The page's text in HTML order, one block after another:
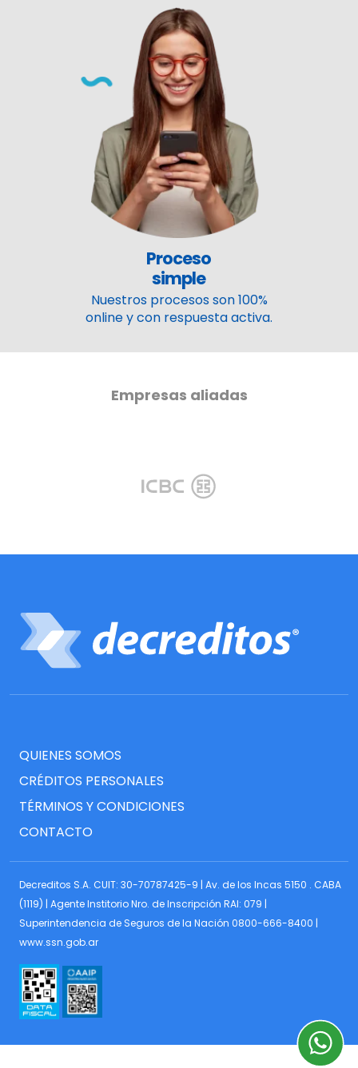
Proceso
simple
Nuestros procesos son 100%
online y con respuesta activa.
Empresas aliadas
QUIENES SOMOS
CRÉDITOS PERSONALES
TÉRMINOS Y CONDICIONES
CONTACTO
Decreditos S.A. CUIT: 30-70787425-9 | Av. de los Incas 5150 . CABA
(1119) | Agente Institorio Nro. de Inscripción RAI: 079 |
Superintendencia de Seguros de la Nación 0800-666-8400 |
www.ssn.gob.ar